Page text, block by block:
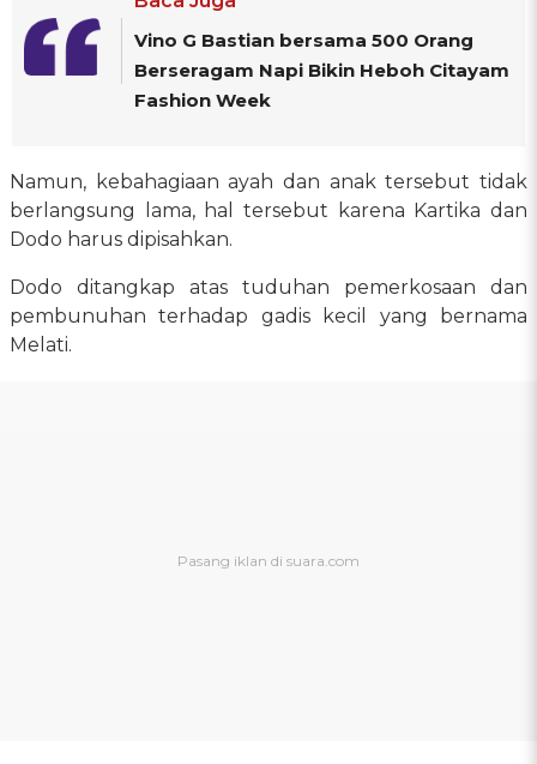
Vino G Bastian bersama 500 Orang
Berseragam Napi Bikin Heboh Citayam
Fashion Week
Namun, kebahagiaan ayah dan anak tersebut tidak
berlangsung lama, hal tersebut karena Kartika dan
Dodo harus dipisahkan.
Dodo ditangkap atas tuduhan pemerkosaan dan
pembunuhan terhadap gadis kecil yang bernama
Melati.